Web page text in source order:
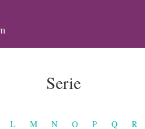
Serie
L M N O P Q R